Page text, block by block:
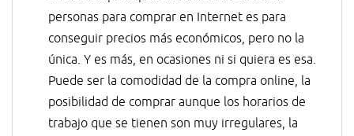
personas para comprar en Internet es para
conseguir precios más económicos, pero no la
única. Y es más, en ocasiones ni si quiera es esa.
Puede ser la comodidad de la compra online, la
posibilidad de comprar aunque los horarios de
trabajo que se tienen son muy irregulares, la